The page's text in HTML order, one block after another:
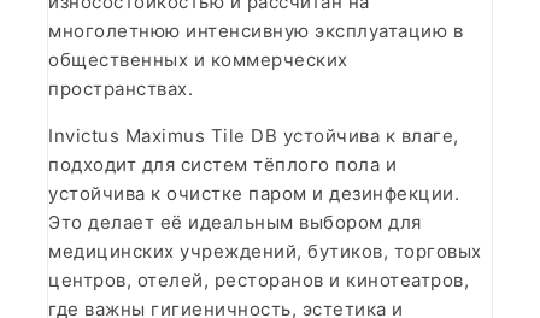
многолетнюю интенсивную эксплуатацию в
общественных и коммерческих
пространствах.
Invictus Maximus Tile DB устойчива к влаге,
подходит для систем тёплого пола и
устойчива к очистке паром и дезинфекции.
Это делает её идеальным выбором для
медицинских учреждений, бутиков, торговых
центров, отелей, ресторанов и кинотеатров,
где важны гигиеничность, эстетика и